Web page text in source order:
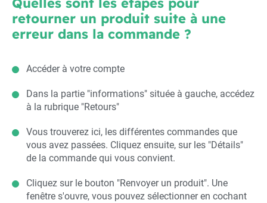
retourner un produit suite à une
erreur dans la commande ?
Accéder à votre compte
Dans la partie "informations" située à gauche, accédez
à la rubrique "Retours"
Vous trouverez ici, les différentes commandes que
vous avez passées. Cliquez ensuite, sur les "Détails"
de la commande qui vous convient.
Cliquez sur le bouton "Renvoyer un produit". Une
fenêtre s'ouvre, vous pouvez sélectionner en cochant